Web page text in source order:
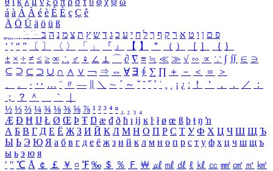
á à Á À é è É È ç Ç ê
Ä Ö Ü ä ö ü ß
ִֶֹ ֻּ ׁׂ פ ם ן ו ט א ר ק ף ך ל ח י ע כ ג ד ש ץ ת צ מ נ ה ב
‘ ’ “ ” 〔 〕 〈 〉 「 」 『 』 【 】 ＂ （ ） ［ ］ ｛ ｝
± × ÷ ≠ ≤ ≥ ∞ ∴ ♂ ♀ ∠ ⊥ ⌒ ∂ ∇ ≡ ≒ ≪ ≫ √ ∽ ∝ ∵ ∫ ∬ ∈ ∋
⊆ ⊇ ⊂ ⊃ ∪ ∩ ∧ ∨ ￢ ⇒ ⇔ ∀ ∃ ∮ ∑ ∏ ＋ － ＜ ＝
＞
、
。 · ‥ … ¨ 〃 ― ＼ ∼ ´ ～ ˇ ˘ ˝ ˚ ˙ ¸ ¡ ¿ ː ！ ＇ ， ． ／
：
；
？ ＾ ｀
½ ⅓ ⅔ ¼ ¾ ⅛ ⅜ ⅝ ⅞ ¹ ² ³ ⁴ ⁿ ₁ ₂ ₃ ₄
Æ Ð Ħ Ĳ Ł Ø Œ Þ Ŧ Ŋ æ đ ð ħ ı ĳ ĸ ŀ ł ø œ ß þ ŧ ŋ ŉ
А Б В Г Д Е Ё Ж З И Й К Л М Н О П Р С Т У Ф Х Ц Ч Ш Щ Ъ
Ы Ь Э Ю Я а б в г д е ё ж з и й к л м н о п р с т у ф х ц ч ш щ ъ
ы ь э ю я
′ ″ ℃ Å ￠ ￡ ￥ ¤ ℉ ‰ ＄ ％ Ｆ ￦ ㎕ ㎖ ㎗ ℓ ㎘ ㏄ ㎣ ㎤ ㎥ ㎦